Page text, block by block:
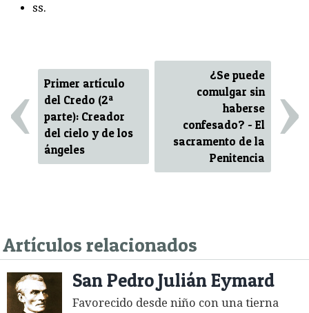
ss.
‹
Primer artículo
del Credo (2ª
parte): Creador
del cielo y de los
ángeles
¿Se puede
comulgar sin
haberse
confesado? - El
sacramento de la
Penitencia
›
Artículos relacionados
San Pedro Julián Eymard
Favorecido desde niño con una tierna